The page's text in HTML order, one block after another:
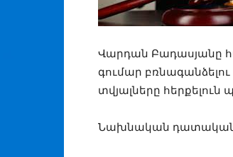
Վարդան Բադասյանը
գումար
տվյալները
Նախնական դատական